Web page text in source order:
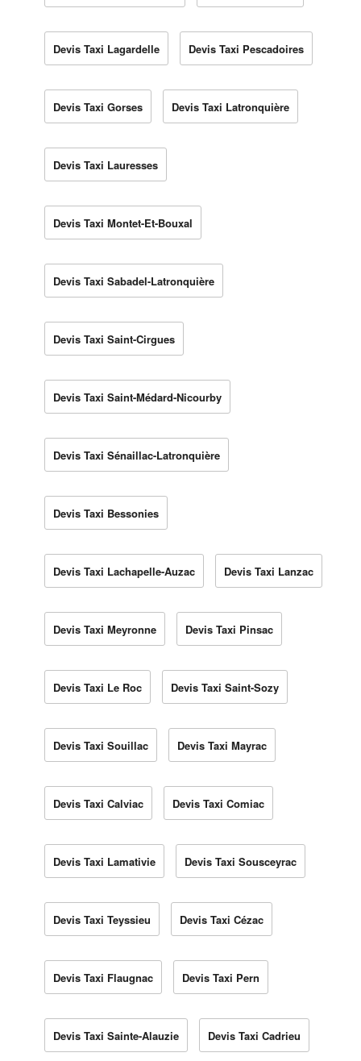
Devis Taxi Lagardelle Devis Taxi Pescadoires
Devis Taxi Gorses Devis Taxi Latronquière
Devis Taxi Lauresses
Devis Taxi Montet-Et-Bouxal
Devis Taxi Sabadel-Latronquière
Devis Taxi Saint-Cirgues
Devis Taxi Saint-Médard-Nicourby
Devis Taxi Sénaillac-Latronquière
Devis Taxi Bessonies
Devis Taxi Lachapelle-Auzac Devis Taxi Lanzac
Devis Taxi Meyronne Devis Taxi Pinsac
Devis Taxi Le Roc Devis Taxi Saint-Sozy
Devis Taxi Souillac Devis Taxi Mayrac
Devis Taxi Calviac Devis Taxi Comiac
Devis Taxi Lamativie Devis Taxi Sousceyrac
Devis Taxi Teyssieu Devis Taxi Cézac
Devis Taxi Flaugnac Devis Taxi Pern
Devis Taxi Sainte-Alauzie Devis Taxi Cadrieu